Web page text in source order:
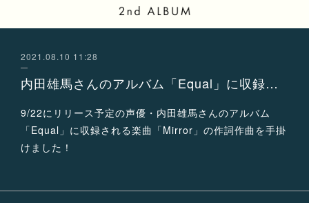
2021.08.10 11:28
内田雄馬さんのアルバム「Equal」に収録される楽曲「Mirror」の作詞作曲を手掛けました！
9/22にリリース予定の声優・内田雄馬さんのアルバム
「Equal」に収録される楽曲「Mirror」の作詞作曲を手掛
けました！